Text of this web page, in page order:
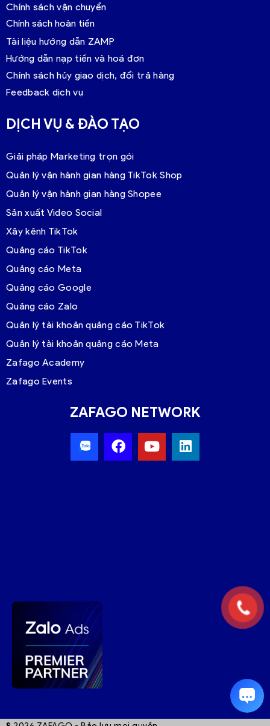
Chính sách vận chuyển
Chính sách hoàn tiền
Tài liệu hướng dẫn ZAMP
Hướng dẫn nạp tiền và hoá đơn
Chính sách hủy giao dịch, đổi trả hàng
Feedback dịch vụ
DỊCH VỤ & ĐÀO TẠO
Giải pháp Marketing trọn gói
Quản lý vận hành gian hàng TikTok Shop
Quản lý vận hành gian hàng Shopee
Sản xuất Video Social
Xây kênh TikTok
Quảng cáo TikTok
Quảng cáo Meta
Quảng cáo Google
Quảng cáo Zalo
Quản lý tài khoản quảng cáo TikTok
Quản lý tài khoản quảng cáo Meta
Zafago Academy
Zafago Events
ZAFAGO NETWORK